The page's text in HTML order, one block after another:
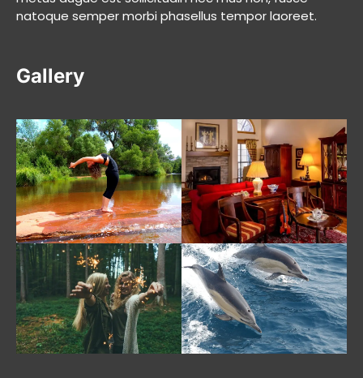
natoque semper morbi phasellus tempor laoreet.
Gallery